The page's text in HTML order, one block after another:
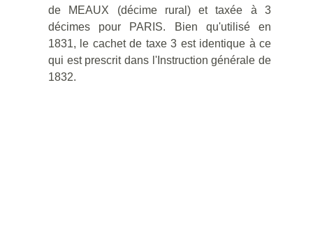
de MEAUX (décime rural) et taxée à 3
décimes pour PARIS. Bien qu'utilisé en
1831, le cachet de taxe 3 est identique à ce
qui est prescrit dans l'Instruction générale de
1832.